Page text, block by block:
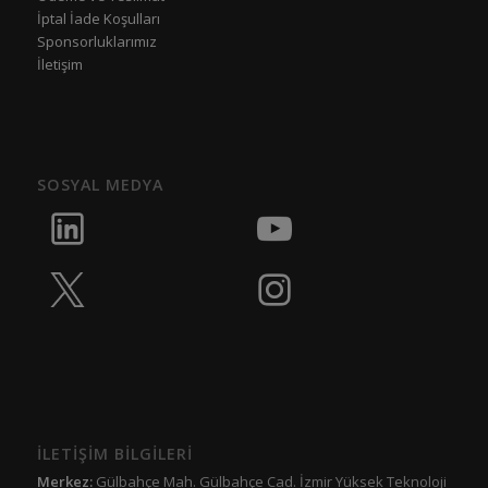
İptal İade Koşulları
Sponsorluklarımız
İletişim
SOSYAL MEDYA
İLETİŞİM BİLGİLERİ
Merkez:Gülbahçe Mah. Gülbahçe Cad. İzmir Yüksek Teknoloji